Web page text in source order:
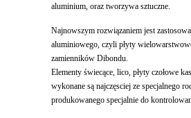
aluminium, oraz tworzywa sztuczne.
Najnowszym rozwiązaniem jest
aluminiowego, czyli płyty
zamienników Dibondu.
Elementy świecące, lico, płyty czołowe
wykonane są najczęsciej ze specjalnego
produkowanego specjalnie do